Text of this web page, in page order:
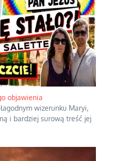
objawienia
wizerunku Maryi,
i bardziej surową treść jej